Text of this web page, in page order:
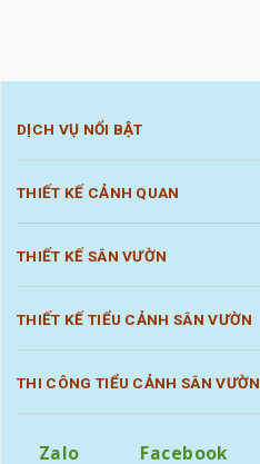
DỊCH VỤ NỔI BẬT
THIẾT KẾ CẢNH QUAN
THIẾT KẾ SÂN VƯỜN
THIẾT KẾ TIỂU CẢNH SÂN VƯỜN
THI CÔNG TIỂU CẢNH SÂN VƯỜN
Zalo Facebook